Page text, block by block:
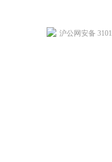
沪公网安备